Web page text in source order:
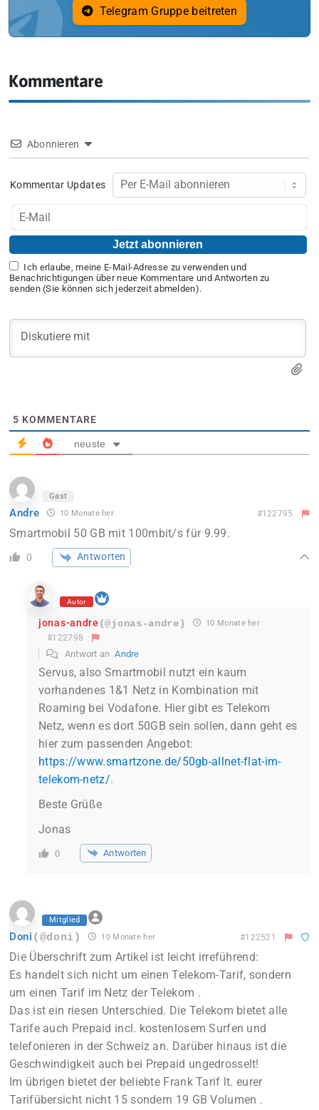
Telegram Gruppe beitreten
Kommentare
Abonnieren
Kommentar Updates
Ich erlaube, meine E-Mail-Adresse zu verwenden und
Benachrichtigungen über neue Kommentare und Antworten zu
senden (Sie können sich jederzeit abmelden).
5 KOMMENTARE
neuste
Gast
Andre 10 Monate her #122795
Smartmobil 50 GB mit 100mbit/s für 9.99.
0 Antworten
Autor
jonas-andre(@jonas-andre) 10 Monate her
#122798
Antwort anAndre
Servus, also Smartmobil nutzt ein kaum
vorhandenes 1&1 Netz in Kombination mit
Roaming bei Vodafone. Hier gibt es Telekom
Netz, wenn es dort 50GB sein sollen, dann geht es
hier zum passenden Angebot:
https://www.smartzone.de/50gb-allnet-flat-im-
telekom-netz/.
Beste Grüße
Jonas
0 Antworten
Mitglied
Doni (@doni) 10 Monate her #122521
Die Überschrift zum Artikel ist leicht irreführend:
Es handelt sich nicht um einen Telekom-Tarif, sondern
um einen Tarif im Netz der Telekom .
Das ist ein riesen Unterschied. Die Telekom bietet alle
Tarife auch Prepaid incl. kostenlosem Surfen und
telefonieren in der Schweiz an. Darüber hinaus ist die
Geschwindigkeit auch bei Prepaid ungedrosselt!
Im übrigen bietet der beliebte Frank Tarif lt. eurer
Tarifübersicht nicht 15 sondern 19 GB Volumen .